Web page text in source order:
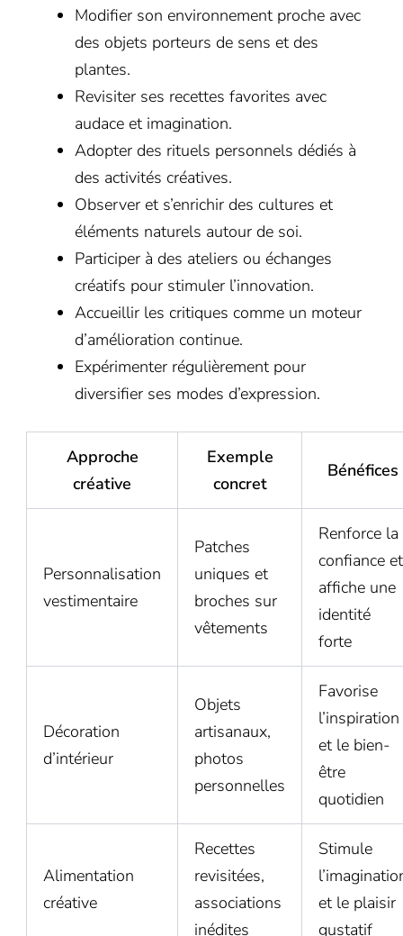
Modifier son environnement proche avec
des objets porteurs de sens et des
plantes.
Revisiter ses recettes favorites avec
audace et imagination.
Adopter des rituels personnels dédiés à
des activités créatives.
Observer et s’enrichir des cultures et
éléments naturels autour de soi.
Participer à des ateliers ou échanges
créatifs pour stimuler l’innovation.
Accueillir les critiques comme un moteur
d’amélioration continue.
Expérimenter régulièrement pour
diversifier ses modes d’expression.
Approche
créative
Exemple
concret
Bénéfices
Personnalisation
vestimentaire
Patches
uniques et
broches sur
vêtements
Renforce la
confiance et
affiche une
identité
forte
Décoration
d’intérieur
Objets
artisanaux,
photos
personnelles
Favorise
l’inspiration
et le bien-
être
quotidien
Alimentation
créative
Recettes
revisitées,
associations
inédites
Stimule
et le plaisir
gustatif